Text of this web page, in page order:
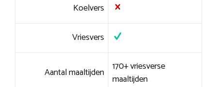
Koelvers
Vriesvers
Aantal maaltijden 170+ vriesverse
maaltijden